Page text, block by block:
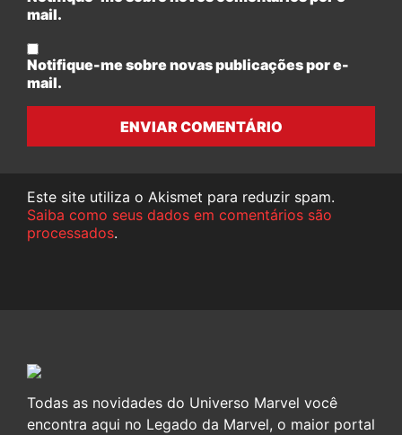
mail.
Notifique-me sobre novas publicações por e-
mail.
ENVIAR COMENTÁRIO
Este site utiliza o Akismet para reduzir spam.
Saiba como seus dados em comentários são
processados.
Todas as novidades do Universo Marvel você
encontra aqui no Legado da Marvel, o maior portal